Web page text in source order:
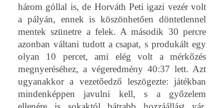
három góllal is, de Horváth Peti igazi vezér volt
a pályán, ennek is köszönhetően döntetlennel
mentek szünetre a felek. A második 30 percre
azonban váltani tudott a csapat, s produkált egy
olyan 10 percet, ami elég volt a mérkőzés
megnyeréséhez, a végeredmény 40:37 lett. Azt
ugyanakkor a vezetőedző leszögezte: játékban
mindenképpen javulni kell, s a győzelem